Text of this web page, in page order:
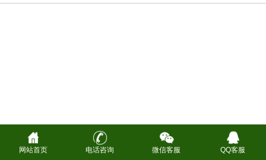
网站首页 电话咨询 微信客服 QQ客服